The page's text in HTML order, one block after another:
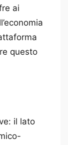
ai
questo
il lato